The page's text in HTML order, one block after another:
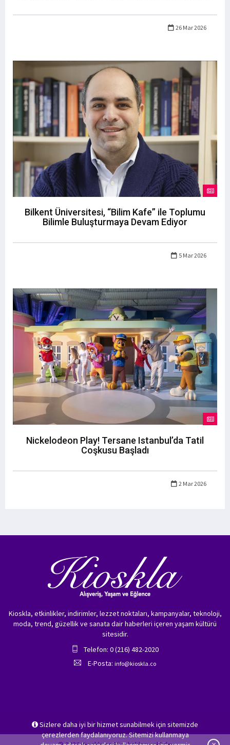
26 Mar 2026
Bilkent Üniversitesi, “Bilim Kafe” ile Toplumu
Bilimle Buluşturmaya Devam Ediyor
5 Mar 2026
Nickelodeon Play! Tersane Istanbul’da Tatil
Coşkusu Başladı
2 Mar 2026
Sizlere daha iyi bir hizmet sunabilmek için sitemizde
çerezlerden faydalanıyoruz. Sitemizi kullanmaya
Kioskla, etkinlikler, indirimler, lezzet noktaları, kampanyalar, teknoloji,
moda, trend, güzellik ve sanata dair haberleri içeren yaşam kültürü
sitesidir.
Telefon: 0 (216) 482-2020
E-Posta: info@kioskla.co